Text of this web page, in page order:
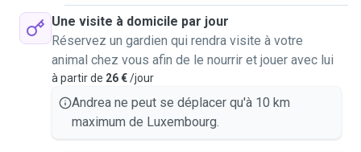
Une visite à domicile par jour
Réservez un gardien qui rendra visite à votre
animal chez vous afin de le nourrir et jouer avec lui
à partir de 26 €/jour
Andrea ne peut se déplacer qu'à 10 km
maximum de Luxembourg.